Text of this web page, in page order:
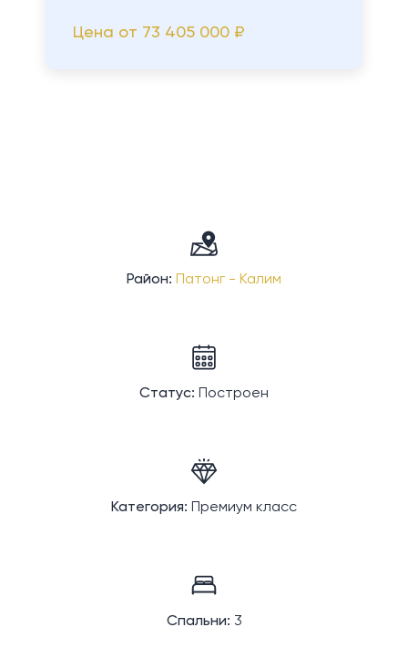
Цена от 73 405 000 ₽
Район: Патонг - Калим
Статус: Построен
Категория: Премиум класс
Спальни: 3